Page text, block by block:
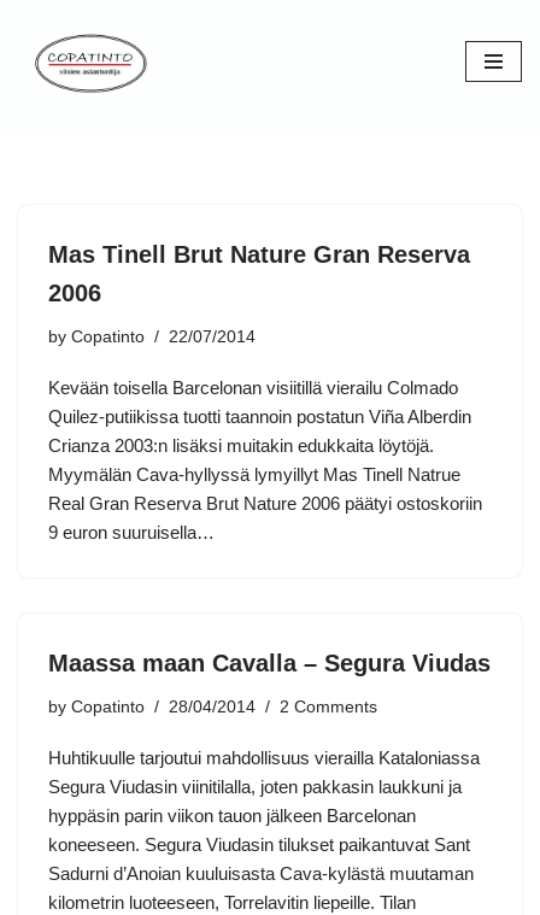
Skip
Mas Tinell Brut Nature Gran Reserva
2006
by Copatinto 22/07/2014
Kevään toisella Barcelonan visiitillä vierailu Colmado
Quilez-putiikissa tuotti taannoin postatun Viña Alberdin
Crianza 2003:n lisäksi muitakin edukkaita löytöjä.
Myymälän Cava-hyllyssä lymyillyt Mas Tinell Natrue
Real Gran Reserva Brut Nature 2006 päätyi ostoskoriin
9 euron suuruisella…
Maassa maan Cavalla – Segura Viudas
by Copatinto 28/04/2014 2 Comments
Huhtikuulle tarjoutui mahdollisuus vierailla Kataloniassa
Segura Viudasin viinitilalla, joten pakkasin laukkuni ja
hyppäsin parin viikon tauon jälkeen Barcelonan
koneeseen. Segura Viudasin tilukset paikantuvat Sant
Sadurni d’Anoian kuuluisasta Cava-kylästä muutaman
kilometrin luoteeseen, Torrelavitin liepeille. Tilan